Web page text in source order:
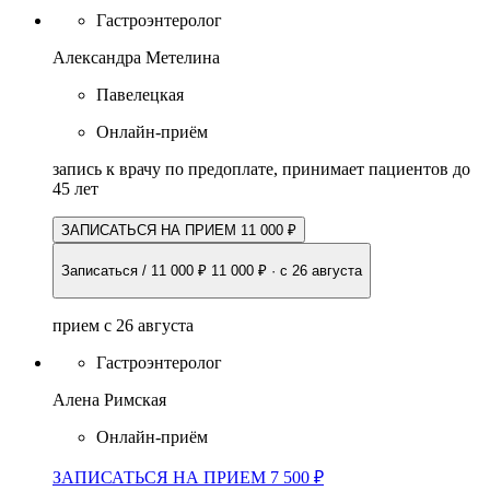
Гастроэнтеролог
Александра Метелина
Павелецкая
Онлайн-приём
запись к врачу по предоплате, принимает пациентов до
45 лет
ЗАПИСАТЬСЯ НА ПРИЕМ 11 000 ₽
Записаться / 11 000 ₽ 11 000 ₽ · с 26 августа
прием с 26 августа
Гастроэнтеролог
Алена Римская
Онлайн-приём
ЗАПИСАТЬСЯ НА ПРИЕМ 7 500 ₽